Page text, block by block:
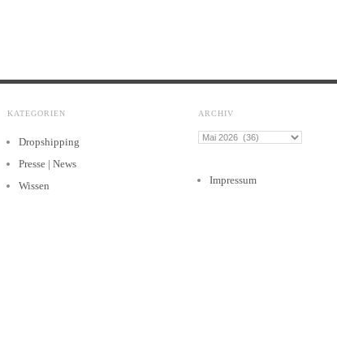
KATEGORIEN
Dropshipping
Presse | News
Wissen
ARCHIV
Archiv
Impressum